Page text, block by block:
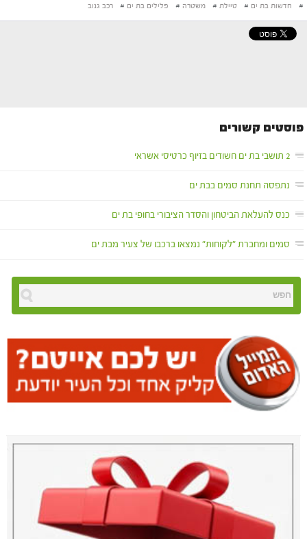
# חדשות בת ים # טיילת # משטרה # פלילים בת ים # רכב גנוב
פוסטים קשורים
2 תושבי בת ים חשודים בזיוף כרטיסי אשראי
נתפסה תחנת סמים בבת ים
כנס להעלאת הביטחון והסדר הציבורי בחופי בת ים
סמים ומחברת "לקוחות" נמצאו ברכבו של צעיר מבת ים